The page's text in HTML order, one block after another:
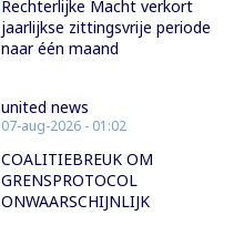
Rechterlijke Macht verkort
jaarlijkse zittingsvrije periode
naar één maand
united news
07-aug-2026 - 01:02
COALITIEBREUK OM
GRENSPROTOCOL
ONWAARSCHIJNLIJK